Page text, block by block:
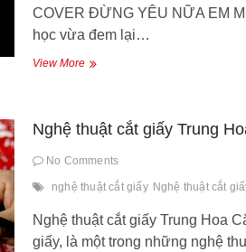
COVER ĐỪNG YÊU NỮA EM
học vừa đem lại…
View MoreCHINESE
NỮA
MỆT
Nghệ thuật cắt giấy Trung
No Comments
nghệ thuật cắt giấy Nghệ thuật cắt
Nghệ thuật cắt giấy Trung Hoa
giấy, là một trong những nghệ